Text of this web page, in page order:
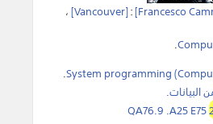
:
[Vancouver] ،
.
System programming
.
QA76.9 .A25 E75